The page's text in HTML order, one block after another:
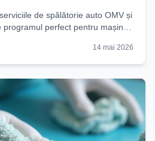
de spălătorie auto OMV și
perfect pentru mașina
14 mai 2026